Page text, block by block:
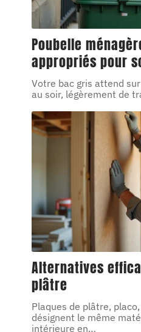
Poubelle
appropriés pour
Votre bac gris attend
au soir, légèrement de
Alternatives
plâtre
Plaques de plâtre,
désignent le même
intérieure en…